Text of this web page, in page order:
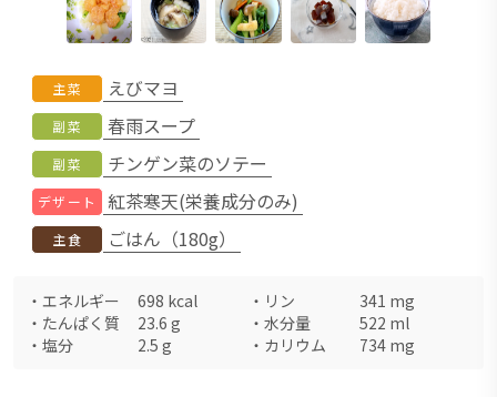
主菜 えびマヨ
副菜 春雨スープ
副菜 チンゲン菜のソテー
デザート 紅茶寒天(栄養成分のみ)
主食 ごはん（180g）
・ エネルギー 698 kcal ・ リン 341 mg
・ たんぱく質 23.6 g ・ 水分量 522 ml
・ 塩分 2.5 g ・ カリウム 734 mg